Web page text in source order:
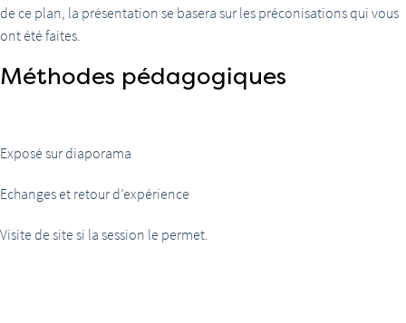
de ce plan, la présentation se basera sur les préconisations qui vous
ont été faites.
Méthodes pédagogiques
Exposé sur diaporama
Echanges et retour d’expérience
Visite de site si la session le permet.